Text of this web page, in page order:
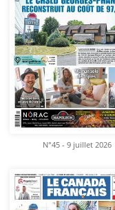
N°45 - 9 juillet 2026